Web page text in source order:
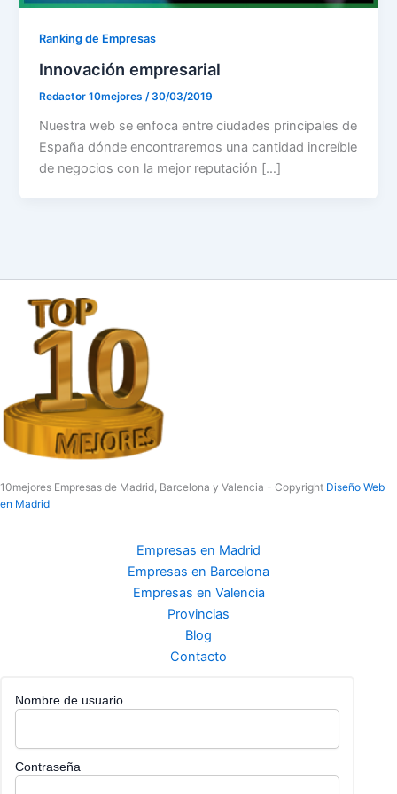
Ranking de Empresas
Innovación empresarial
Redactor 10mejores /30/03/2019
Nuestra web se enfoca entre ciudades principales de
España dónde encontraremos una cantidad increíble
de negocios con la mejor reputación […]
10mejores Empresas de Madrid, Barcelona y Valencia - Copyright Diseño Web
en Madrid
Empresas en Madrid
Empresas en Barcelona
Empresas en Valencia
Provincias
Blog
Contacto
Nombre de usuario
Contraseña